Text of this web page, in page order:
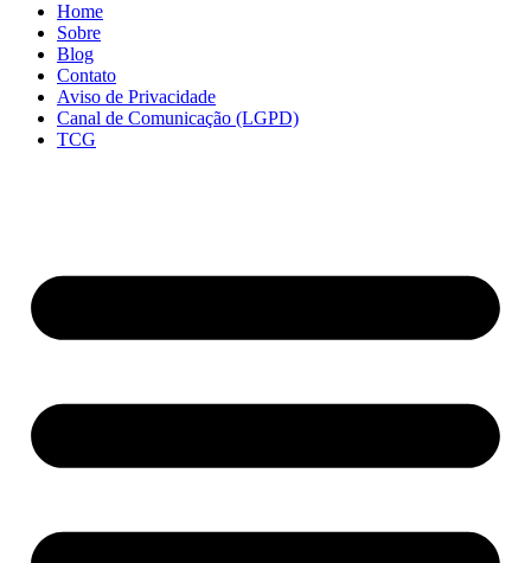
Home
Sobre
Blog
Contato
Aviso de Privacidade
Canal de Comunicação (LGPD)
TCG